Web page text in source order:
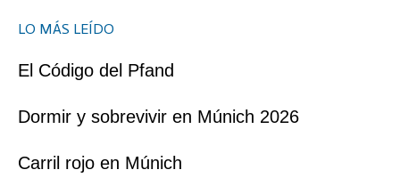
LO MÁS LEÍDO
El Código del Pfand
Dormir y sobrevivir en Múnich 2026
Carril rojo en Múnich